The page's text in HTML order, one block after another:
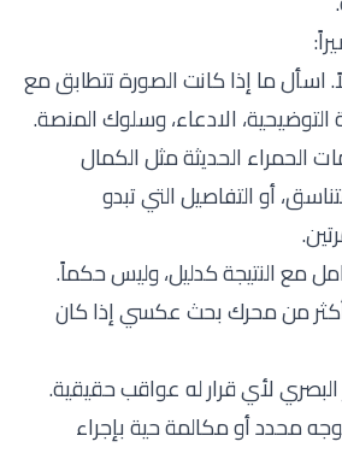
اسأل ما إذا كانت الصورة تتطابق مع
التوضيحية، الادعاء، وسلوك المنصة.
الحمراء الحديثة مثل الكمال
أو التفاصيل التي تبدو
مع النتيجة كدليل، وليس حكماً.
من محرك بحث عكسي إذا كان
لأي قرار له عواقب حقيقية.
محدد أو مكالمة حية بإجراء